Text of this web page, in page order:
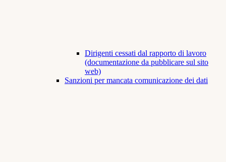
Dirigenti cessati dal rapporto di lavoro
(documentazione da pubblicare sul sito
web)
Sanzioni per mancata comunicazione dei dati